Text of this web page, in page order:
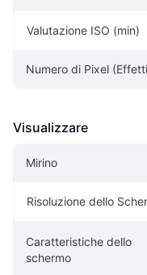
Valutazione ISO (min)
Numero di Pixel
Visualizzare
Mirino
Risoluzione dello
Caratteristiche dello
schermo